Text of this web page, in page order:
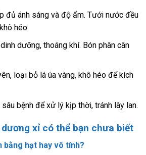
đủ ánh sáng và độ ẩm. Tưới nước đều
héo.
dưỡng, thoáng khí. Bón phân cân
loại bỏ lá úa vàng, khô héo để kích
bệnh để xử lý kịp thời, tránh lây lan.
xỉ có thể bạn chưa biết
bằng hạt hay vô tính?